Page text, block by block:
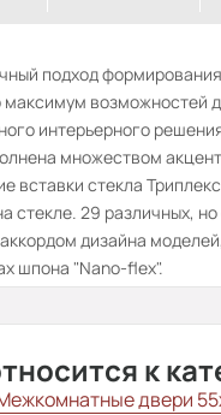
подход
максимум возможностей
интерьерного
множеством
вставки стекла
стекле. 29 различных,
дизайна
шпона "Nano-flex".
к
двери